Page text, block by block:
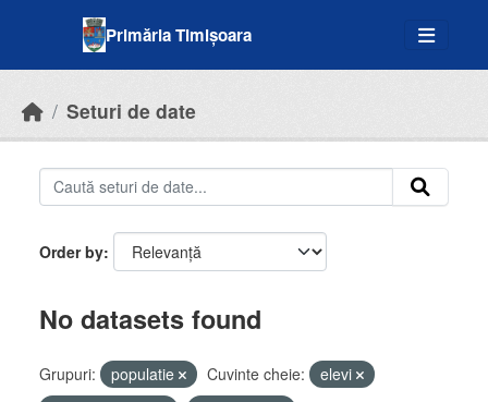
Primăria Timișoara
Seturi de date
Order by
No datasets found
Grupuri: populatie Cuvinte cheie:
elevi